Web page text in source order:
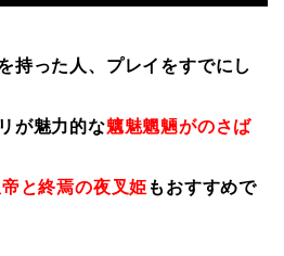
持った人、プレイをすでにし
が魅力的な魑魅魍魎がのさば
と終焉の夜叉姫 もおすすめで